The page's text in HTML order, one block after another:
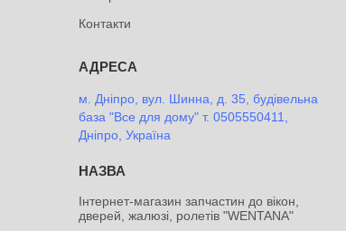
Контакти
м. Дніпро, вул. Шинна, д. 35, будівельна
база "Все для дому" т. 0505550411,
Дніпро, Україна
Інтернет-магазин запчастин до вікон,
дверей, жалюзі, ролетів "WENTANA"